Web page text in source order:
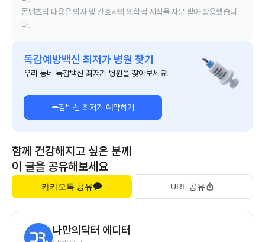
콘텐츠의 내용은 의사 및 간호사의 의학적 지식을 자문 받아 활용했습니
다.
독감예방백신 최저가 병원 찾기
우리 동네 독감백신 최저가 병원을 찾아보세요!
독감백신 최저가 예약하기
함께 건강해지고 싶은 분께
이 글을 공유해보세요
카카오톡 공유 URL 공유
나만의닥터 에디터